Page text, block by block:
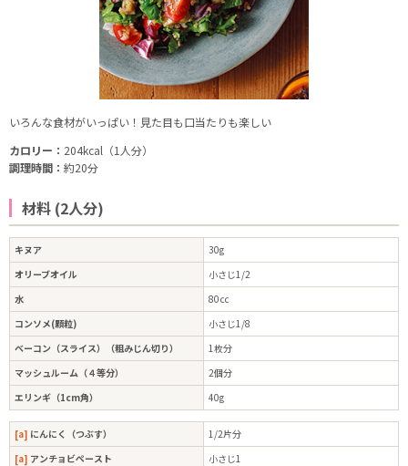
いろんな食材がいっぱい！見た目も口当たりも楽しい
カロリー： 204kcal（1人分）
調理時間： 約20分
材料 (2人分)
キヌア
30g
オリーブオイル
小さじ1/2
水
80㏄
コンソメ(顆粒)
小さじ1/8
ベーコン（スライス）（粗みじん切り）
1枚分
マッシュルーム（４等分）
2個分
エリンギ（1cm角）
40g
[a] にんにく（つぶす）
1/2片分
[a] アンチョビペースト
小さじ1